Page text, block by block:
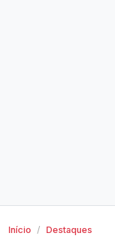
Início
Destaques